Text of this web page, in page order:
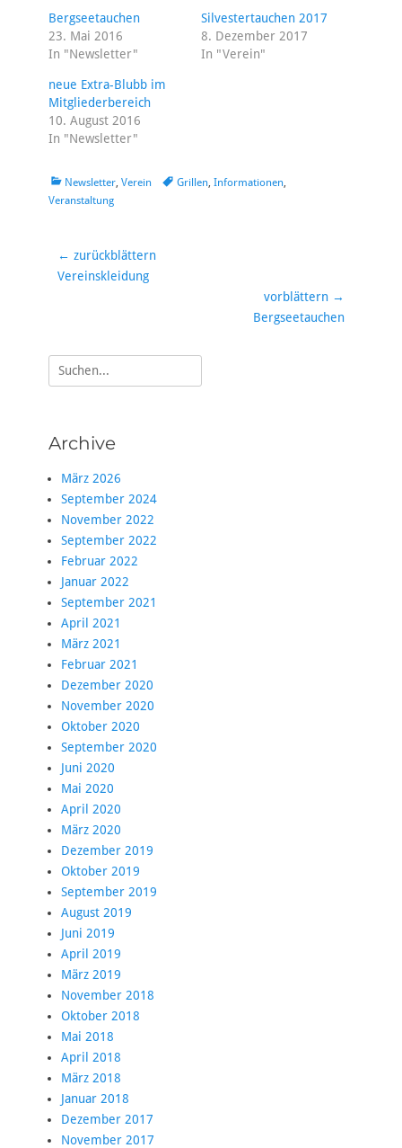
Bergseetauchen
23. Mai 2016
In "Newsletter"
Silvestertauchen 2017
8. Dezember 2017
In "Verein"
neue Extra-Blubb im
Mitgliederbereich
10. August 2016
In "Newsletter"
Kategorien
Newsletter, Verein TagsGrillen, Informationen,
Veranstaltung
Beitragsnavigation
← zurückblättern
Vorheriger
Vereinskleidung
vorblättern →
Bergseetauchen
Suche
nach:
Archive
März 2026
September 2024
November 2022
September 2022
Februar 2022
Januar 2022
September 2021
April 2021
März 2021
Februar 2021
Dezember 2020
November 2020
Oktober 2020
September 2020
Juni 2020
Mai 2020
April 2020
März 2020
Dezember 2019
Oktober 2019
September 2019
August 2019
Juni 2019
April 2019
März 2019
November 2018
Oktober 2018
Mai 2018
April 2018
März 2018
Januar 2018
Dezember 2017
November 2017